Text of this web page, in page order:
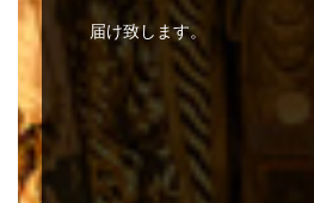
届け致します。